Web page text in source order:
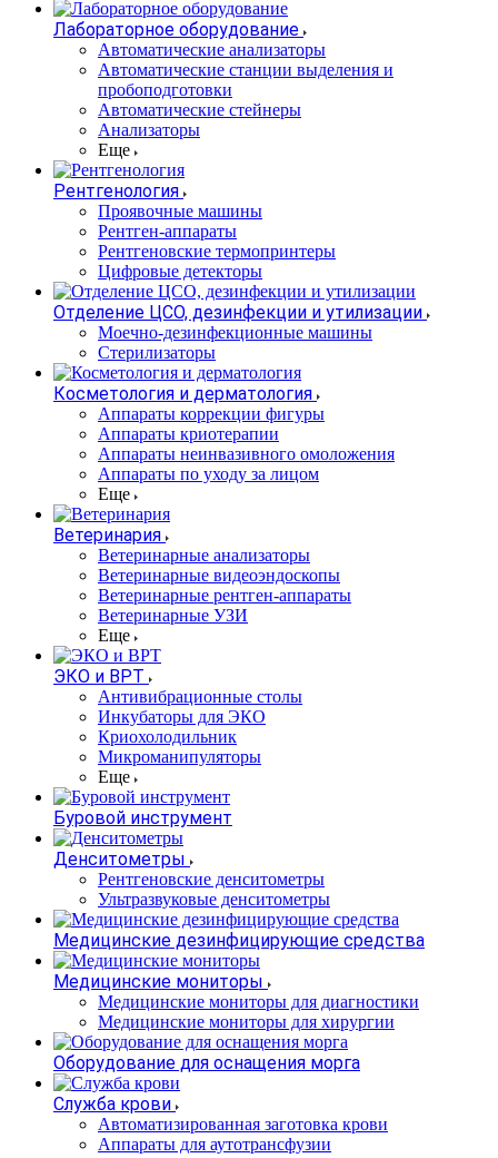
Лабораторное оборудование
Автоматические анализаторы
Автоматические станции выделения и
пробоподготовки
Автоматические стейнеры
Анализаторы
Еще
Рентгенология
Проявочные машины
Рентген-аппараты
Рентгеновские термопринтеры
Цифровые детекторы
Отделение ЦСО, дезинфекции и утилизации
Моечно-дезинфекционные машины
Стерилизаторы
Косметология и дерматология
Аппараты коррекции фигуры
Аппараты криотерапии
Аппараты неинвазивного омоложения
Аппараты по уходу за лицом
Еще
Ветеринария
Ветеринарные анализаторы
Ветеринарные видеоэндоскопы
Ветеринарные рентген-аппараты
Ветеринарные УЗИ
Еще
ЭКО и ВРТ
Антивибрационные столы
Инкубаторы для ЭКО
Криохолодильник
Микроманипуляторы
Еще
Буровой инструмент
Денситометры
Рентгеновские денситометры
Ультразвуковые денситометры
Медицинские дезинфицирующие средства
Медицинские мониторы
Медицинские мониторы для диагностики
Медицинские мониторы для хирургии
Оборудование для оснащения морга
Служба крови
Автоматизированная заготовка крови
Аппараты для аутотрансфузии